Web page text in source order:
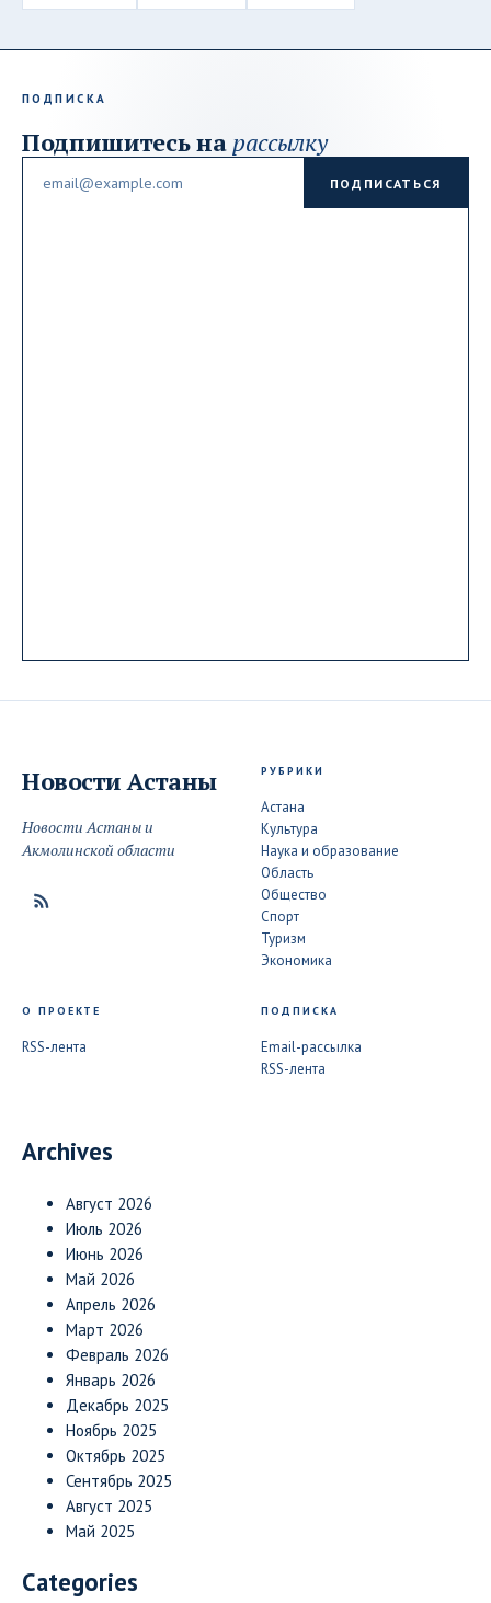
ПОДПИСКА
Подпишитесь на рассылку
ПОДПИСАТЬСЯ
Новости Астаны
Новости Астаны и
Акмолинской области
РУБРИКИ
Астана
Культура
Наука и образование
Область
Общество
Спорт
Туризм
Экономика
О ПРОЕКТЕ
RSS-лента
ПОДПИСКА
Email-рассылка
RSS-лента
Archives
Август 2026
Июль 2026
Июнь 2026
Май 2026
Апрель 2026
Март 2026
Февраль 2026
Январь 2026
Декабрь 2025
Ноябрь 2025
Октябрь 2025
Сентябрь 2025
Август 2025
Май 2025
Categories